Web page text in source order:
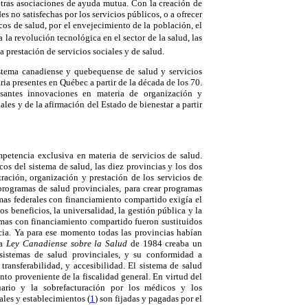
asociaciones de ayuda mutua. Con la creación de
no satisfechas por los servicios públicos, o a ofrecer
de salud, por el envejecimiento de la población, el
revolución tecnológica en el sector de la salud, las
prestación de servicios sociales y de salud.
canadiense y quebequense de salud y servicios
presentes en Québec a partir de la década de los 70.
innovaciones en materia de organización y
y de la afirmación del Estado de bienestar a partir
exclusiva en materia de servicios de salud.
del sistema de salud, las diez provincias y los dos
organización y prestación de los servicios de
de salud provinciales, para crear programas
federales con financiamiento compartido exigía el
beneficios, la universalidad, la gestión pública y la
con financiamiento compartido fueron sustituidos
Ya para ese momento todas las provincias habían
Ley Canadiense sobre la Salud de 1984 creaba un
de salud provinciales, y su conformidad a
y accesibilidad. El sistema de salud
proveniente de la fiscalidad general. En virtud del
y la sobrefacturación por los médicos y los
y establecimientos (1) son fijadas y pagadas por el